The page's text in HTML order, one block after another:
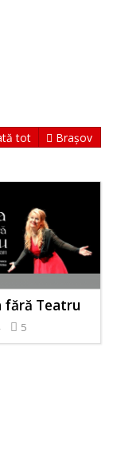
tot Brașov
fără Teatru
5